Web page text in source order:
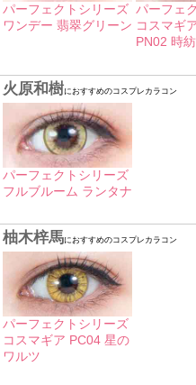
パーフェクトシリーズ
ワンデー 翡翠グリーン
パーフェ
コスマギ
PN02 時
火原和樹におすすめのコスプレカラコン
パーフェクトシリーズ
フルブルーム ランタナ
柚木梓馬におすすめのコスプレカラコン
パーフェクトシリーズ
コスマギア PC04 星の
ワルツ